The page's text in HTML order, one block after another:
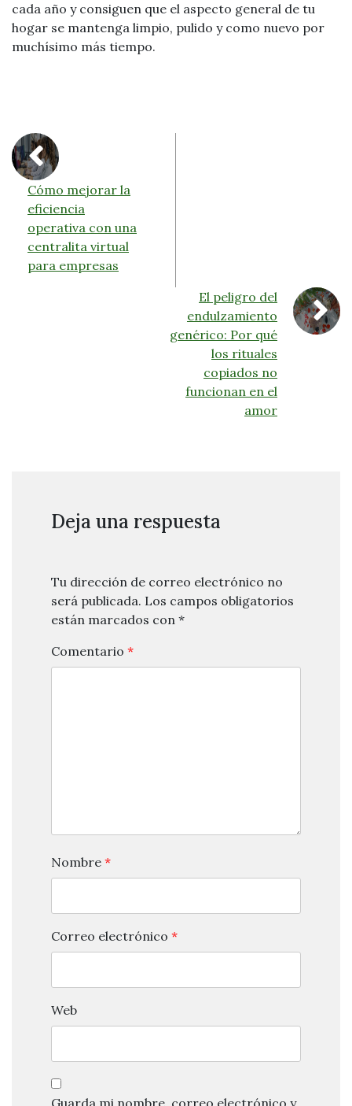
cada año y consiguen que el aspecto general de tu
hogar se mantenga limpio, pulido y como nuevo por
muchísimo más tiempo.
Cómo mejorar la
eficiencia
operativa con una
centralita virtual
para empresas
El peligro del
endulzamiento
genérico: Por qué
los rituales
copiados no
funcionan en el
amor
Deja una respuesta
Tu dirección de correo electrónico no
será publicada. Los campos obligatorios
están marcados con *
Comentario *
Nombre *
Correo electrónico *
Web